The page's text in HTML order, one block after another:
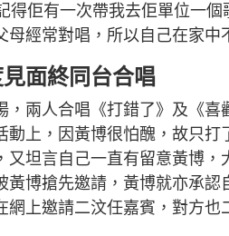
得佢有一次帶我去佢單位一
母經常對唱，所以自己在家中
面終同台合唱
，兩人合唱《打錯了》及《
動上，因黃博很怕醜，故只
又坦言自己一直有留意黃博
黃博搶先邀請，黃博就亦承
網上邀請二汶任嘉賓，對方也